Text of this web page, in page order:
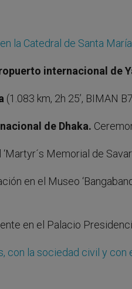
la Catedral de Santa María
internacional de
(1.083 km, 2h 25’, BIMAN
de Dhaka.
Memorial de
en el Museo
en el Palacio
con la sociedad civil y con